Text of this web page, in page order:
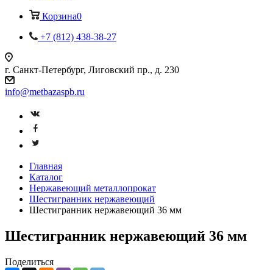
Корзина0
+7 (812) 438-38-27
г. Санкт-Петербург, Лиговский пр., д. 230
info@metbazaspb.ru
Главная
Каталог
Нержавеющий металлопрокат
Шестигранник нержавеющий
Шестигранник нержавеющий 36 мм
Шестигранник нержавеющий 36 мм
Поделиться